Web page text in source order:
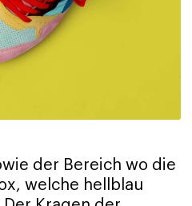
der Bereich wo die
welche hellblau